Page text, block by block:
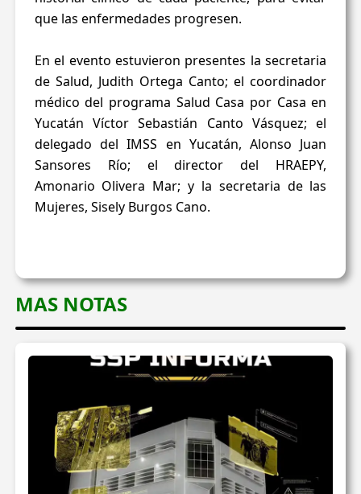
que las enfermedades progresen.
En el evento estuvieron presentes la secretaria
de Salud, Judith Ortega Canto; el coordinador
médico del programa Salud Casa por Casa en
Yucatán Víctor Sebastián Canto Vásquez; el
delegado del IMSS en Yucatán, Alonso Juan
Sansores Río; el director del HRAEPY,
Amonario Olivera Mar; y la secretaria de las
Mujeres, Sisely Burgos Cano.
MAS NOTAS